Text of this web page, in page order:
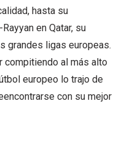
hasta su
en Qatar, su
grandes ligas europeas.
compitiendo al más alto
europeo lo trajo de
con su mejor